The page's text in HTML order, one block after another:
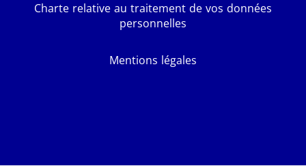
Charte relative au traitement de vos données
personnelles
Mentions légales